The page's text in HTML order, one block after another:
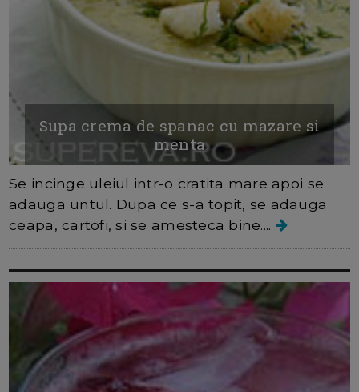
Supa crema de spanac cu mazare si
menta
Se incinge uleiul intr-o cratita mare apoi se
adauga untul. Dupa ce s-a topit, se adauga
ceapa, cartofi, si se amesteca bine....